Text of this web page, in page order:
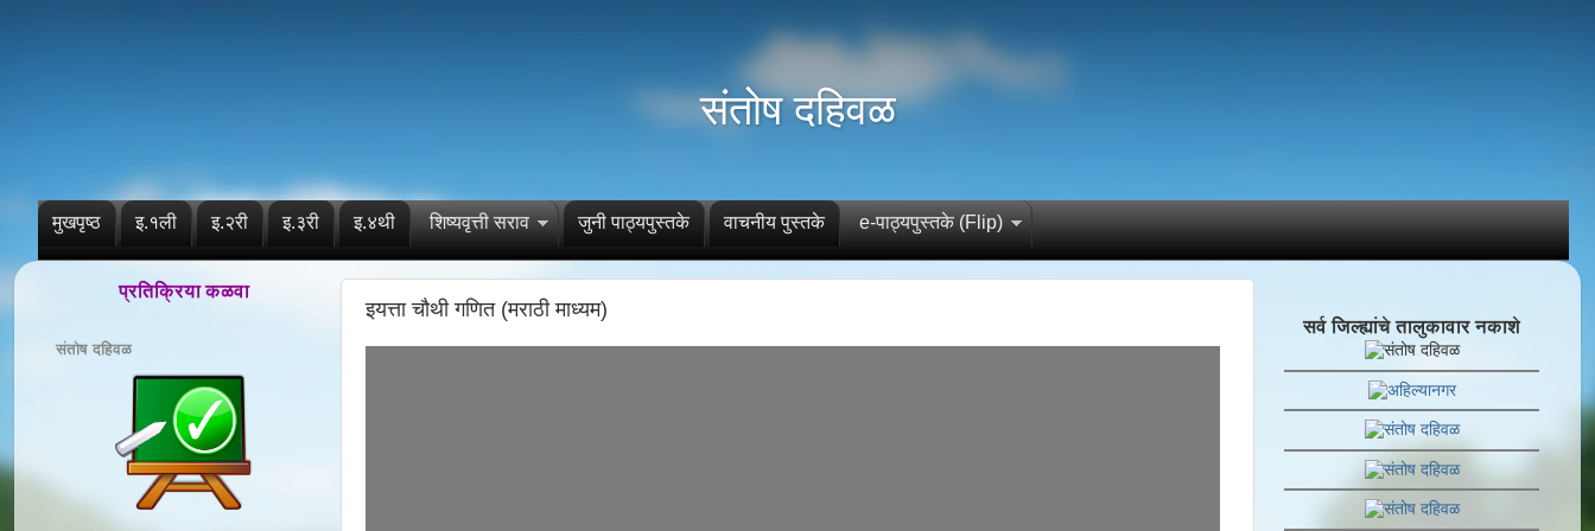
संतोष दहिवळ
मुखपृष्ठ इ.१ली इ.२री इ.३री इ.४थी शिष्यवृत्ती सराव जुनी पाठ्यपुस्तके वाचनीय पुस्तके e-पाठ्यपुस्तके (Flip)
इयत्ता चौथी गणित (मराठी माध्यम)
प्रतिक्रिया कळवा
संतोष दहिवळ
सर्व जिल्ह्यांचे तालुकावार नकाशे